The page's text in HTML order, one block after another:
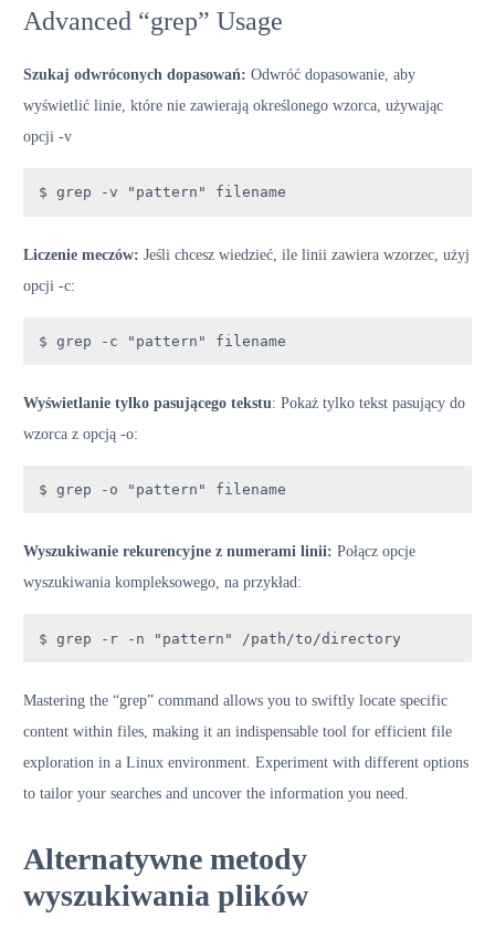
Advanced “grep” Usage
Szukaj odwróconych dopasowań: Odwróć dopasowanie, aby
wyświetlić linie, które nie zawierają określonego wzorca, używając
opcji -v
$ grep -v "pattern" filename
Liczenie meczów: Jeśli chcesz wiedzieć, ile linii zawiera wzorzec, użyj
opcji -c:
$ grep -c "pattern" filename
Wyświetlanie tylko pasującego tekstu: Pokaż tylko tekst pasujący do
wzorca z opcją -o:
$ grep -o "pattern" filename
Wyszukiwanie rekurencyjne z numerami linii: Połącz opcje
wyszukiwania kompleksowego, na przykład:
$ grep -r -n "pattern" /path/to/directory
Mastering the “grep” command allows you to swiftly locate specific
content within files, making it an indispensable tool for efficient file
exploration in a Linux environment. Experiment with different options
to tailor your searches and uncover the information you need.
Alternatywne metody
wyszukiwania plików